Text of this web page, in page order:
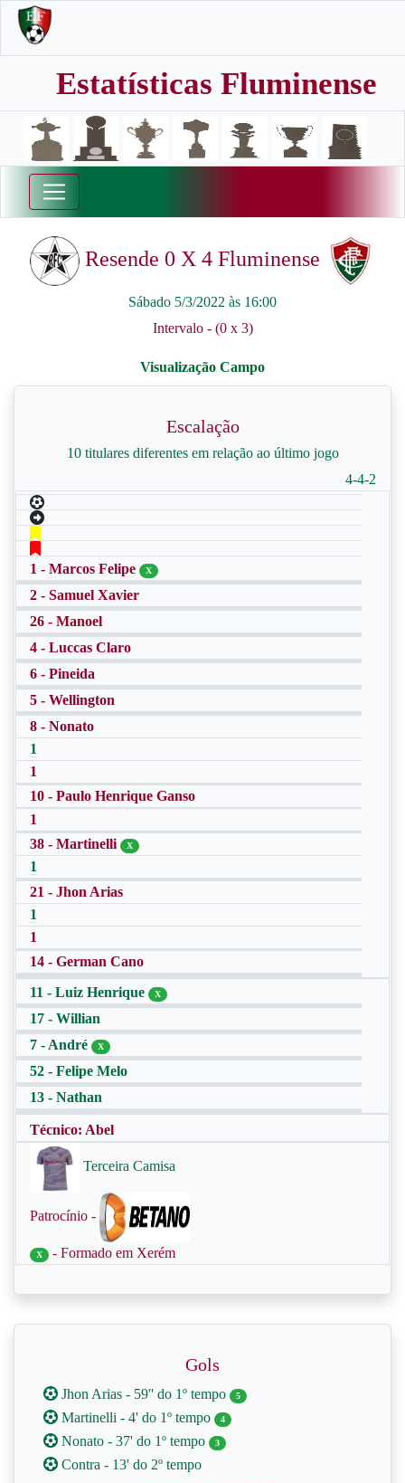
Estatísticas Fluminense
Resende 0 X 4 Fluminense
Sábado 5/3/2022 às 16:00
Intervalo - (0 x 3)
Escalação
10 titulares diferentes em relação ao último jogo
4-4-2
1 - Marcos Felipe X
2 - Samuel Xavier
26 - Manoel
4 - Luccas Claro
6 - Pineida
5 - Wellington
8 - Nonato
1
1
10 - Paulo Henrique Ganso
1
38 - Martinelli
X
1
21 - Jhon Arias
1
1
14 - German Cano
11 - Luiz Henrique
X
17 - Willian
7 - André
X
52 - Felipe Melo
13 - Nathan
Técnico: Abel
Terceira Camisa
Patrocínio -
X - Formado em Xerém
Gols
Jhon Arias - 59'' do 1º tempo 5
Martinelli - 4' do 1º tempo 4
Nonato - 37' do 1º tempo 3
Contra - 13' do 2º tempo